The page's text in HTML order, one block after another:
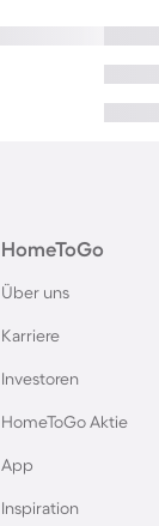
HomeToGo
Über uns
Karriere
Investoren
HomeToGo Aktie
App
Inspiration